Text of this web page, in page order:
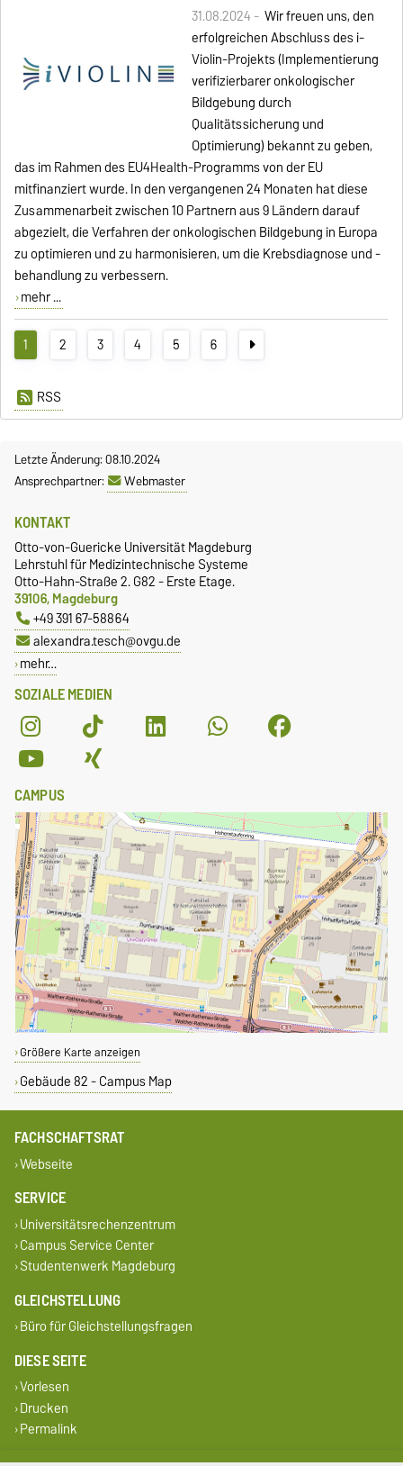
31.08.2024 - Wir freuen uns, den
erfolgreichen Abschluss des i-
Violin-Projekts (Implementierung
verifizierbarer onkologischer
Bildgebung durch
Qualitätssicherung und
Optimierung) bekannt zu geben,
das im Rahmen des EU4Health-Programms von der EU
mitfinanziert wurde. In den vergangenen 24 Monaten hat diese
Zusammenarbeit zwischen 10 Partnern aus 9 Ländern darauf
abgezielt, die Verfahren der onkologischen Bildgebung in Europa
zu optimieren und zu harmonisieren, um die Krebsdiagnose und -
behandlung zu verbessern.
mehr ...
1 2 3 4 5 6
RSS
Letzte Änderung: 08.10.2024
Ansprechpartner:
Webmaster
SOZIALE MEDIEN
KONTAKT
Otto-von-Guericke Universität Magdeburg
Lehrstuhl für Medizintechnische Systeme
Otto-Hahn-Straße 2. G82 - Erste Etage.
39106, Magdeburg
+49 391 67-58864
alexandra.tesch@ovgu.de
mehr…
CAMPUS
Größere Karte anzeigen
Gebäude 82 - Campus Map
FACHSCHAFTSRAT
Webseite
SERVICE
Universitätsrechenzentrum
Campus Service Center
Studentenwerk Magdeburg
GLEICHSTELLUNG
Büro für Gleichstellungsfragen
DIESE SEITE
Vorlesen
Drucken
Permalink